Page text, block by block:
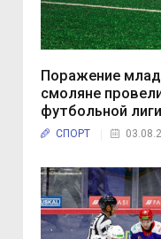
Поражение
смоляне
футбольной
СПОРТ